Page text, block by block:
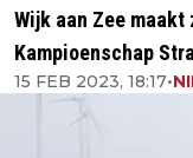
Wijk aan Zee
Kampioenschap
15 FEB 2023, 18:17•